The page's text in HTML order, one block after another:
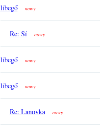
libegő nowy
Re: Sí nowy
libegő nowy
libegő nowy
Re: Lanovka nowy